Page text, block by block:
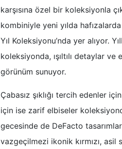
karşısına özel bir koleksiyonla
kombiniyle yeni yılda
Yıl Koleksiyonu’nda yer alıyor.
koleksiyonda, ışıltılı detaylar
görünüm sunuyor.
Çabasız şıklığı tercih edenler
için ise zarif elbiseler
gecesinde de DeFacto
vazgeçilmezi ikonik kırmızı,